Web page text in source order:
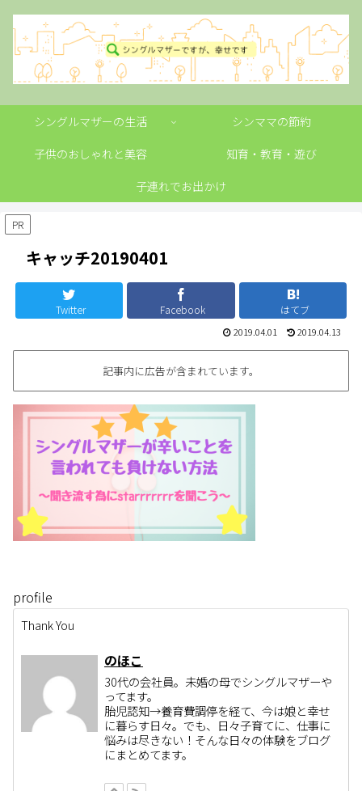
シングルマザーの生活
シンママの節約
子供のおしゃれと美容
知育・教育・遊び
子連れでお出かけ
PR
キャッチ20190401
Twitter Facebook はてブ
2019.04.01 2019.04.13
記事内に広告が含まれています。
profile
Thank You
のほこ
30代の会社員。未婚の母でシングルマザーや
ってます。
胎児認知→養育費調停を経て、今は娘と幸せ
に暮らす日々。でも、日々子育てに、仕事に
悩みは尽きない！そんな日々の体験をブログ
にまとめてます。